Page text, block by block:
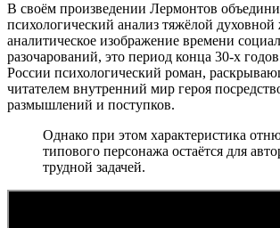
В своём произведении Лермонтов
психологический анализ тяжёлой
аналитическое изображение времени
разочарований, это период конца 30-х
России психологический роман,
читателем внутренний мир героя
размышлений и поступков.
Однако при этом характеристика
типового персонажа остаётся для
трудной задачей.